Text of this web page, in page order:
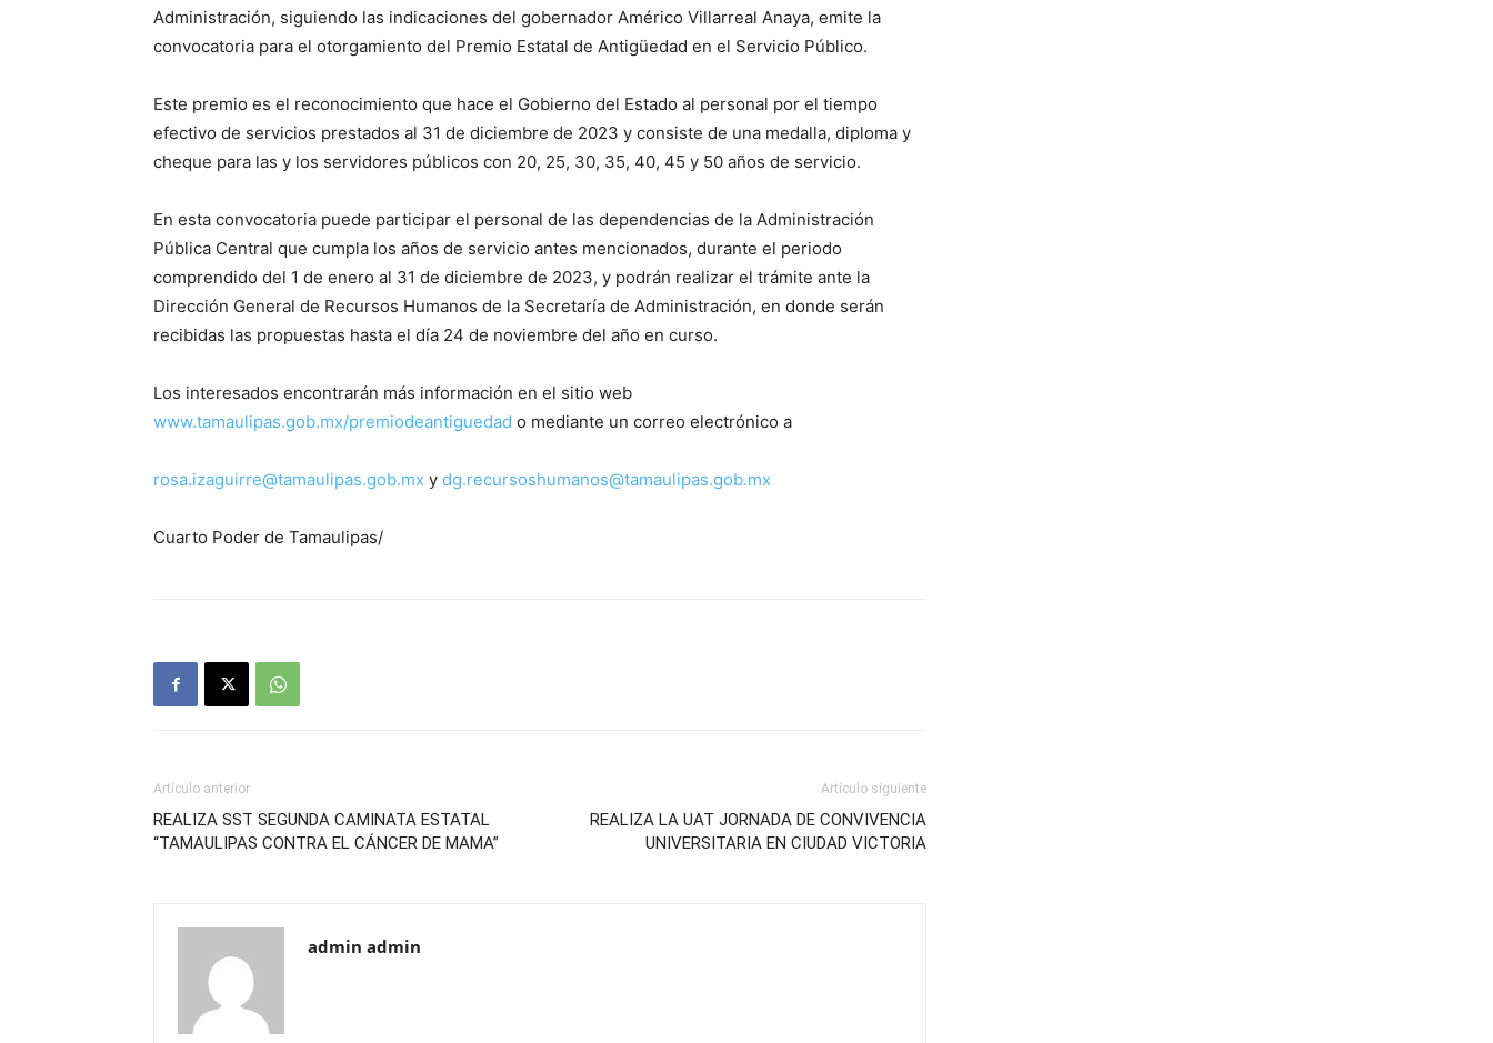
Administración, siguiendo las indicaciones del gobernador Américo Villarreal Anaya, emite la
convocatoria para el otorgamiento del Premio Estatal de Antigüedad en el Servicio Público.
Este premio es el reconocimiento que hace el Gobierno del Estado al personal por el tiempo
efectivo de servicios prestados al 31 de diciembre de 2023 y consiste de una medalla, diploma y
cheque para las y los servidores públicos con 20, 25, 30, 35, 40, 45 y 50 años de servicio.
En esta convocatoria puede participar el personal de las dependencias de la Administración
Pública Central que cumpla los años de servicio antes mencionados, durante el periodo
comprendido del 1 de enero al 31 de diciembre de 2023, y podrán realizar el trámite ante la
Dirección General de Recursos Humanos de la Secretaría de Administración, en donde serán
recibidas las propuestas hasta el día 24 de noviembre del año en curso.
Los interesados encontrarán más información en el sitio web
www.tamaulipas.gob.mx/premiodeantiguedad o mediante un correo electrónico a
rosa.izaguirre@tamaulipas.gob.mx y dg.recursoshumanos@tamaulipas.gob.mx
Cuarto Poder de Tamaulipas/
Artículo anterior
REALIZA SST SEGUNDA CAMINATA ESTATAL
“TAMAULIPAS CONTRA EL CÁNCER DE MAMA”
Artículo siguiente
REALIZA LA UAT JORNADA DE CONVIVENCIA
UNIVERSITARIA EN CIUDAD VICTORIA
admin admin